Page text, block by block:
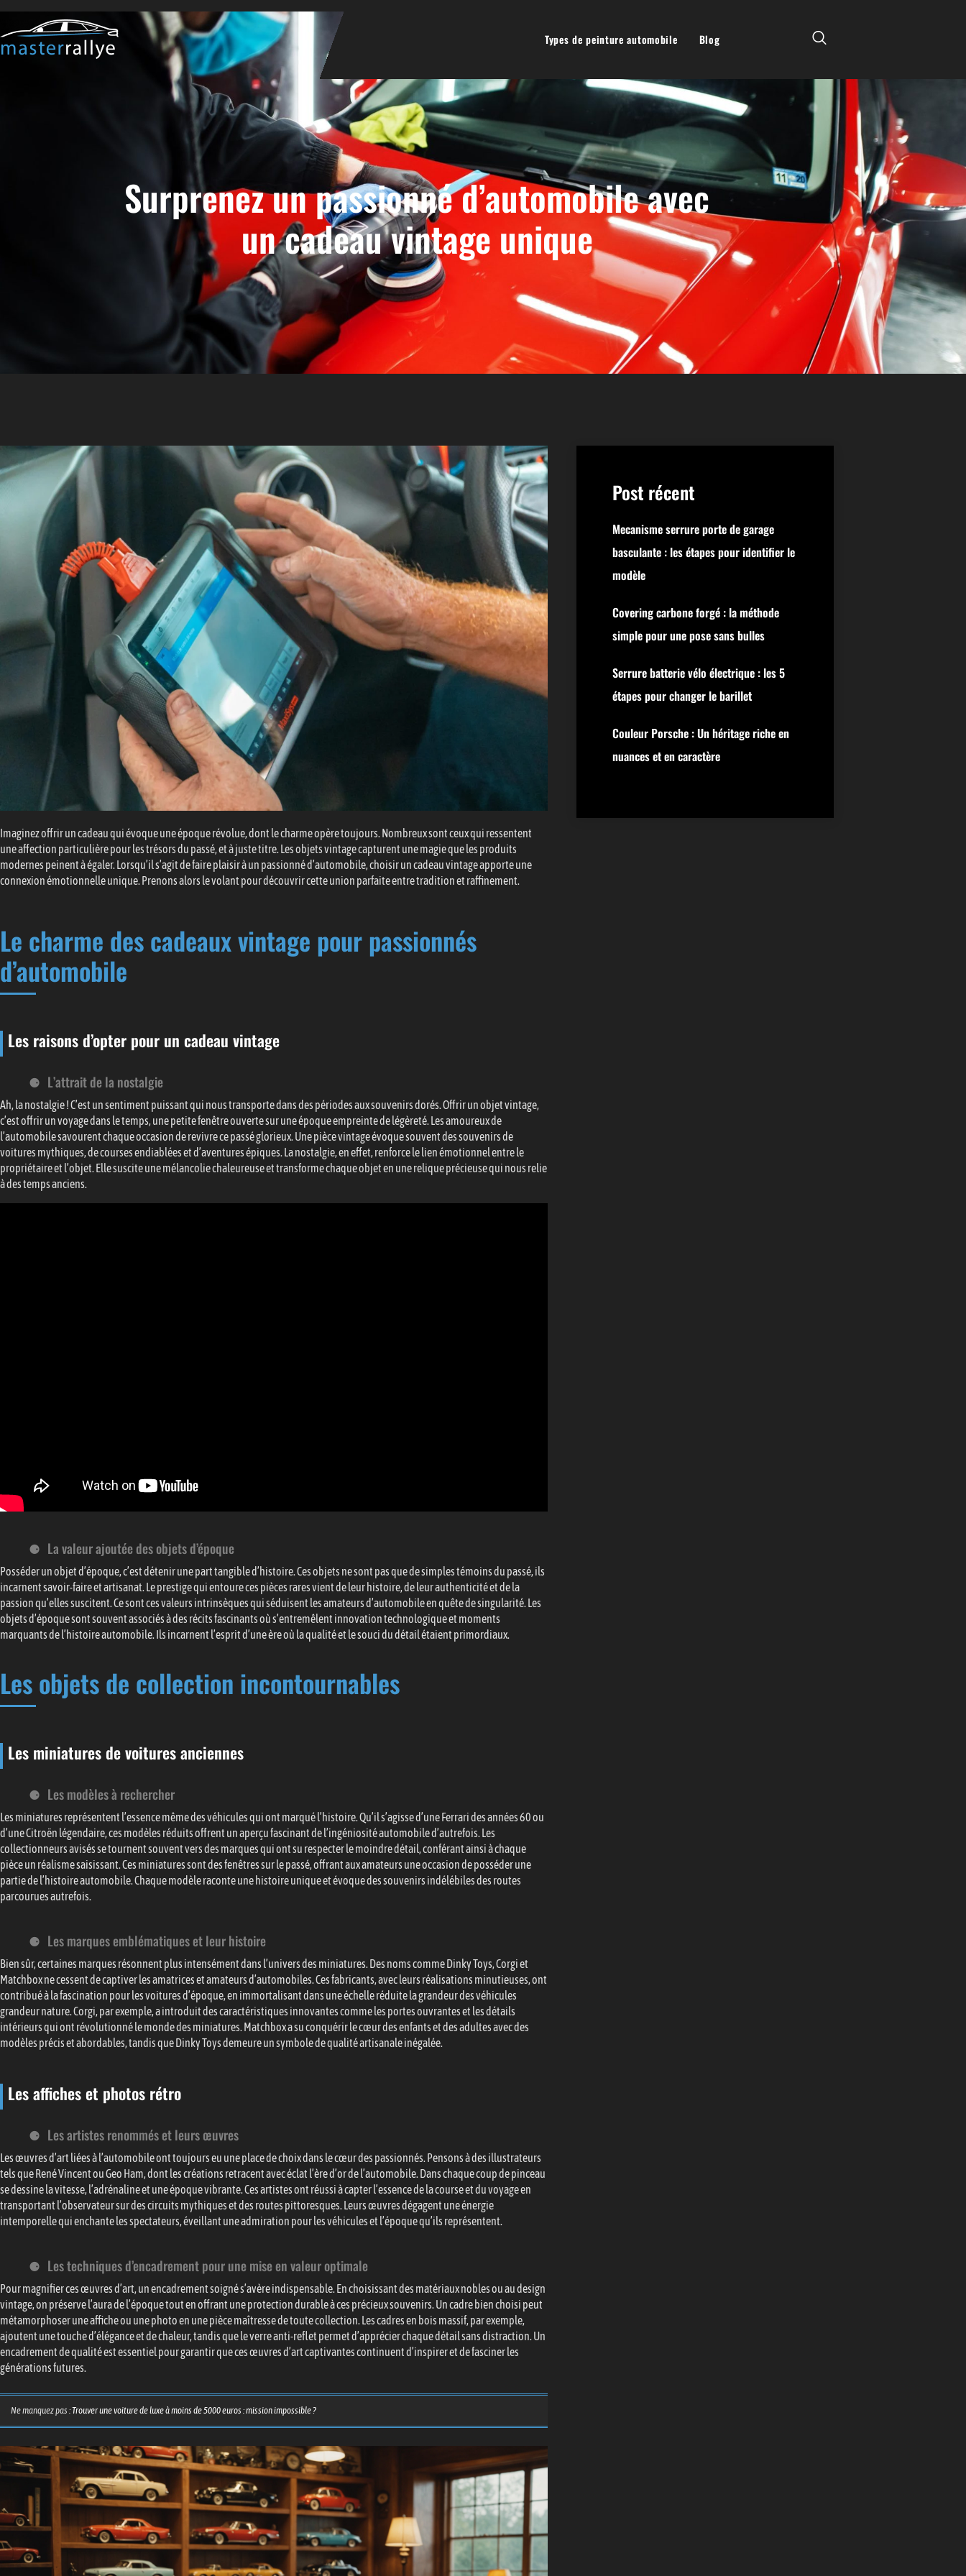
Types de peinture automobile Blog
Surprenez un passionné d’automobile avec
un cadeau vintage unique
Imaginez offrir un cadeau qui évoque une époque révolue, dont le charme opère toujours. Nombreux sont ceux qui ressentent
une affection particulière pour les trésors du passé, et à juste titre. Les objets vintage capturent une magie que les produits
modernes peinent à égaler. Lorsqu’il s’agit de faire plaisir à un passionné d’automobile, choisir un cadeau vintage apporte une
connexion émotionnelle unique. Prenons alors le volant pour découvrir cette union parfaite entre tradition et raffinement.
Le charme des cadeaux vintage pour passionnés
d’automobile
Les raisons d’opter pour un cadeau vintage
L’attrait de la nostalgie
Ah, la nostalgie ! C’est un sentiment puissant qui nous transporte dans des périodes aux souvenirs dorés. Offrir un objet vintage,
c’est offrir un voyage dans le temps, une petite fenêtre ouverte sur une époque empreinte de légèreté. Les amoureux de
l’automobile savourent chaque occasion de revivre ce passé glorieux. Une pièce vintage évoque souvent des souvenirs de
voitures mythiques, de courses endiablées et d’aventures épiques. La nostalgie, en effet, renforce le lien émotionnel entre le
propriétaire et l’objet. Elle suscite une mélancolie chaleureuse et transforme chaque objet en une relique précieuse qui nous relie
à des temps anciens.
La valeur ajoutée des objets d’époque
Posséder un objet d’époque, c’est détenir une part tangible d’histoire. Ces objets ne sont pas que de simples témoins du passé, ils
incarnent savoir-faire et artisanat. Le prestige qui entoure ces pièces rares vient de leur histoire, de leur authenticité et de la
passion qu’elles suscitent. Ce sont ces valeurs intrinsèques qui séduisent les amateurs d’automobile en quête de singularité. Les
objets d’époque sont souvent associés à des récits fascinants où s’entremêlent innovation technologique et moments
marquants de l’histoire automobile. Ils incarnent l’esprit d’une ère où la qualité et le souci du détail étaient primordiaux.
Les objets de collection incontournables
Les miniatures de voitures anciennes
Les modèles à rechercher
Les miniatures représentent l’essence même des véhicules qui ont marqué l’histoire. Qu’il s’agisse d’une Ferrari des années 60 ou
d’une Citroën légendaire, ces modèles réduits offrent un aperçu fascinant de l’ingéniosité automobile d’autrefois. Les
collectionneurs avisés se tournent souvent vers des marques qui ont su respecter le moindre détail, conférant ainsi à chaque
pièce un réalisme saisissant. Ces miniatures sont des fenêtres sur le passé, offrant aux amateurs une occasion de posséder une
partie de l’histoire automobile. Chaque modèle raconte une histoire unique et évoque des souvenirs indélébiles des routes
parcourues autrefois.
Les marques emblématiques et leur histoire
Bien sûr, certaines marques résonnent plus intensément dans l’univers des miniatures. Des noms comme Dinky Toys, Corgi et
Matchbox ne cessent de captiver les amatrices et amateurs d’automobiles. Ces fabricants, avec leurs réalisations minutieuses, ont
contribué à la fascination pour les voitures d’époque, en immortalisant dans une échelle réduite la grandeur des véhicules
grandeur nature. Corgi, par exemple, a introduit des caractéristiques innovantes comme les portes ouvrantes et les détails
intérieurs qui ont révolutionné le monde des miniatures. Matchbox a su conquérir le cœur des enfants et des adultes avec des
modèles précis et abordables, tandis que Dinky Toys demeure un symbole de qualité artisanale inégalée.
Les affiches et photos rétro
Les artistes renommés et leurs œuvres
Les œuvres d’art liées à l’automobile ont toujours eu une place de choix dans le cœur des passionnés. Pensons à des illustrateurs
tels que René Vincent ou Geo Ham, dont les créations retracent avec éclat l’ère d’or de l’automobile. Dans chaque coup de pinceau
se dessine la vitesse, l’adrénaline et une époque vibrante. Ces artistes ont réussi à capter l’essence de la course et du voyage en
transportant l’observateur sur des circuits mythiques et des routes pittoresques. Leurs œuvres dégagent une énergie
intemporelle qui enchante les spectateurs, éveillant une admiration pour les véhicules et l’époque qu’ils représentent.
Les techniques d’encadrement pour une mise en valeur optimale
Pour magnifier ces œuvres d’art, un encadrement soigné s’avère indispensable. En choisissant des matériaux nobles ou au design
vintage, on préserve l’aura de l’époque tout en offrant une protection durable à ces précieux souvenirs. Un cadre bien choisi peut
métamorphoser une affiche ou une photo en une pièce maîtresse de toute collection. Les cadres en bois massif, par exemple,
ajoutent une touche d’élégance et de chaleur, tandis que le verre anti-reflet permet d’apprécier chaque détail sans distraction. Un
encadrement de qualité est essentiel pour garantir que ces œuvres d’art captivantes continuent d’inspirer et de fasciner les
générations futures.
Ne manquez pas :Trouver une voiture de luxe à moins de 5000 euros : mission impossible ?
Post récent
Mecanisme serrure porte de garage
basculante : les étapes pour identifier le
modèle
Covering carbone forgé : la méthode
simple pour une pose sans bulles
Serrure batterie vélo électrique : les 5
étapes pour changer le barillet
Couleur Porsche : Un héritage riche en
nuances et en caractère